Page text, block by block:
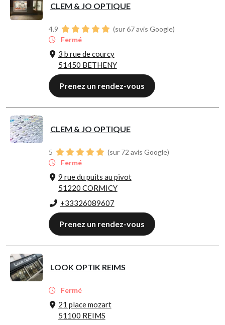
CLEM & JO OPTIQUE
4.9
(sur 67 avis Google)
Fermé
3 b rue de courcy
51450 BETHENY
Prenez un rendez-vous
CLEM & JO OPTIQUE
5
(sur 72 avis Google)
Fermé
9 rue du puits au pivot
51220 CORMICY
+33326089607
Prenez un rendez-vous
LOOK OPTIK REIMS
Fermé
21 place mozart
51100 REIMS